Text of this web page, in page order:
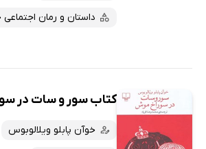
داستان و رمان اجتماعی
کتاب سور و سات در
خوآن پابلو ویلالوبوس